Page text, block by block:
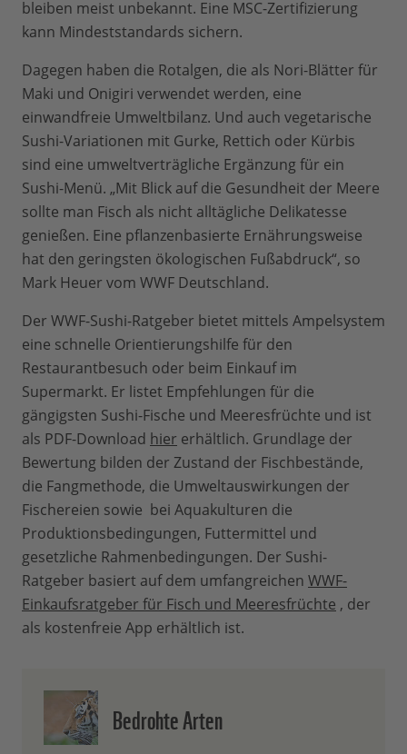
bleiben meist unbekannt. Eine MSC-Zertifizierung
kann Mindeststandards sichern.
Dagegen haben die Rotalgen, die als Nori-Blätter für
Maki und Onigiri verwendet werden, eine
einwandfreie Umweltbilanz. Und auch vegetarische
Sushi-Variationen mit Gurke, Rettich oder Kürbis
sind eine umweltverträgliche Ergänzung für ein
Sushi-Menü. „Mit Blick auf die Gesundheit der Meere
sollte man Fisch als nicht alltägliche Delikatesse
genießen. Eine pflanzenbasierte Ernährungsweise
hat den geringsten ökologischen Fußabdruck“, so
Mark Heuer vom WWF Deutschland.
Der WWF-Sushi-Ratgeber bietet mittels Ampelsystem
eine schnelle Orientierungshilfe für den
Restaurantbesuch oder beim Einkauf im
Supermarkt. Er listet Empfehlungen für die
gängigsten Sushi-Fische und Meeresfrüchte und ist
als PDF-Download hier erhältlich. Grundlage der
Bewertung bilden der Zustand der Fischbestände,
die Fangmethode, die Umweltauswirkungen der
Fischereien sowie bei Aquakulturen die
Produktionsbedingungen, Futtermittel und
gesetzliche Rahmenbedingungen. Der Sushi-
Ratgeber basiert auf dem umfangreichen WWF-
Einkaufsratgeber für Fisch und Meeresfrüchte , der
als kostenfreie App erhältlich ist.
Bedrohte Arten